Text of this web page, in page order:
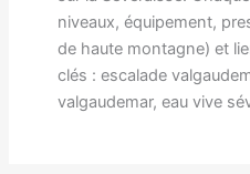
niveaux, équipement,
de haute montagne) et
clés : escalade
valgaudemar, eau vive